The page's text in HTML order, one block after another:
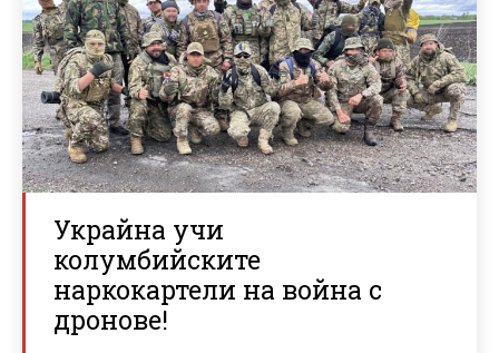
Украйна учи
колумбийските
наркокартели на война с
дронове!